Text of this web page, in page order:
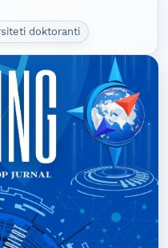
doktoranti